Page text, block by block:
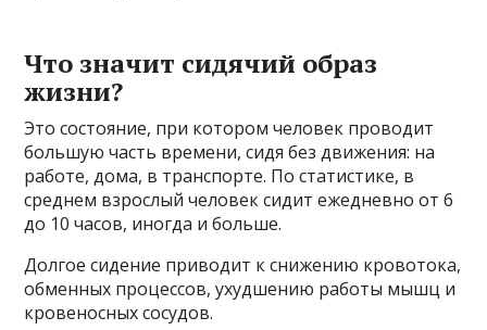
Что значит сидячий образ
жизни?
Это состояние, при котором человек проводит
большую часть времени, сидя без движения: на
работе, дома, в транспорте. По статистике, в
среднем взрослый человек сидит ежедневно от 6
до 10 часов, иногда и больше.
Долгое сидение приводит к снижению кровотока,
обменных процессов, ухудшению работы мышц и
кровеносных сосудов.